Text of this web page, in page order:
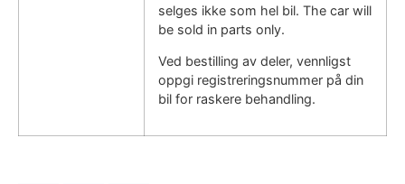
selges ikke som hel bil. The car will
be sold in parts only.
Ved bestilling av deler, vennligst
oppgi registreringsnummer på din
bil for raskere behandling.